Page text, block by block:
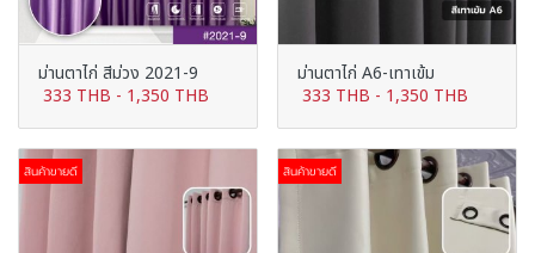
ม่านตาไก่ สีม่วง 2021-9
333 THB - 1,350 THB
ม่านตาไก่ A6-เทาเข้ม
333 THB - 1,350 THB
สินค้าขายดี สินค้าขายดี